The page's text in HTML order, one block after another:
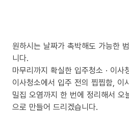
원하시는 날짜가 촉박해도 가능한
니다.
마무리까지 확실한 입주청소 · 이사
이사청소에서 입주 전의 찝찝함, 이
밀집 오염까지 한 번에 정리해서 오
으로 만들어 드리겠습니다.